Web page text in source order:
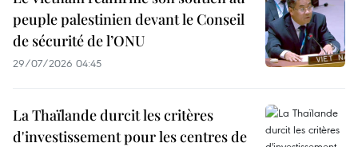
peuple palestinien devant le Conseil
de sécurité de l’ONU
29/07/2026 04:45
La Thaïlande durcit les critères
d'investissement pour les centres de